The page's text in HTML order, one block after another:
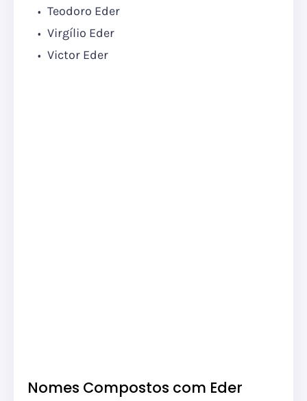
Teodoro Eder
Virgílio Eder
Victor Eder
Nomes Compostos com Eder